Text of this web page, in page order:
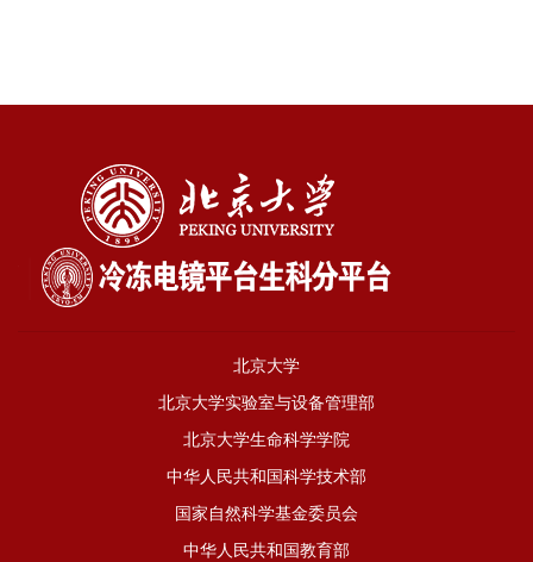
北京大学
北京大学实验室与设备管理部
北京大学生命科学学院
中华人民共和国科学技术部
国家自然科学基金委员会
中华人民共和国教育部